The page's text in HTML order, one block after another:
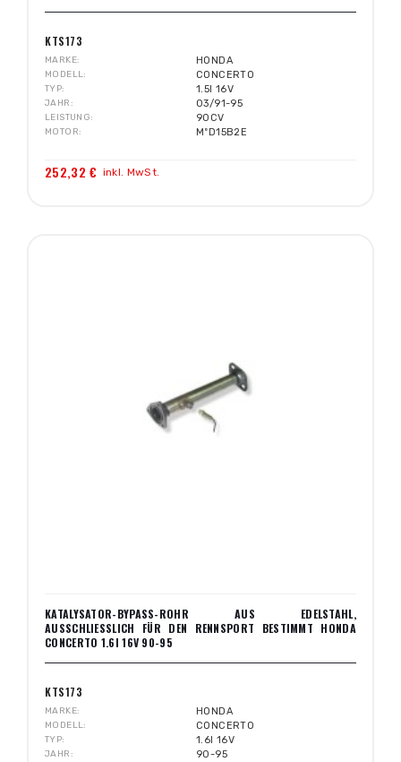
KTS173
MARKE HONDA
MODELL CONCERTO
TYP 1.5I 16V
JAHR 03/91-95
LEISTUNG 90CV
MOTOR MºD15B2E
252,32 € inkl. MwSt.
KATALYSATOR-BYPASS-ROHR AUS EDELSTAHL,
AUSSCHLIESSLICH FÜR DEN RENNSPORT BESTIMMT HONDA C
ONCERTO 1.6I 16V 90-95
KTS173
MARKE HONDA
MODELL CONCERTO
TYP 1.6I 16V
JAHR 90-95